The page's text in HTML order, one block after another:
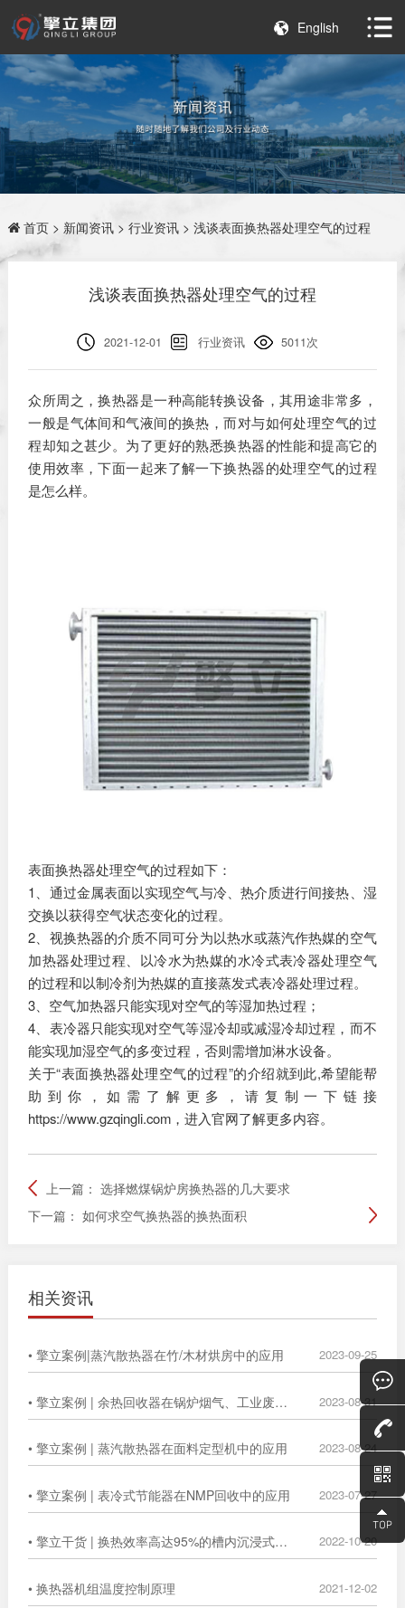
English
首页> 新闻资讯> 行业资讯> 浅谈表面换热器处理空气的过程
浅谈表面换热器处理空气的过程
2021-12-01 行业资讯 5011次
众所周之，换热器是一种高能转换设备，其用途非常多，
一般是气体间和气液间的换热，而对与如何处理空气的过
程却知之甚少。为了更好的熟悉换热器的性能和提高它的
使用效率，下面一起来了解一下换热器的处理空气的过程
是怎么样。
表面换热器处理空气的过程如下：
1、通过金属表面以实现空气与冷、热介质进行间接热、湿
交换以获得空气状态变化的过程。
2、视换热器的介质不同可分为以热水或蒸汽作热媒的空气
加热器处理过程、以冷水为热媒的水冷式表冷器处理空气
的过程和以制冷剂为热媒的直接蒸发式表冷器处理过程。
3、空气加热器只能实现对空气的等湿加热过程；
4、表冷器只能实现对空气等湿冷却或减湿冷却过程，而不
能实现加湿空气的多变过程，否则需增加淋水设备。
关于“表面换热器处理空气的过程”的介绍就到此,希望能帮
助到你，如需了解更多，请复制一下链接
https://www.gzqingli.com，进入官网了解更多内容。
上一篇： 选择燃煤锅炉房换热器的几大要求
下一篇： 如何求空气换热器的换热面积
相关资讯
• 擎立案例|蒸汽散热器在竹/木材烘房中的应用 2023-09-25
• 擎立案例 | 余热回收器在锅炉烟气、工业废气中的广泛应用 2023-08-31
• 擎立案例 | 蒸汽散热器在面料定型机中的应用 2023-08-24
• 擎立案例 | 表冷式节能器在NMP回收中的应用 2023-07-27
• 擎立干货 | 换热效率高达95%的槽内沉浸式换热器 2022-10-20
• 换热器机组温度控制原理 2021-12-02